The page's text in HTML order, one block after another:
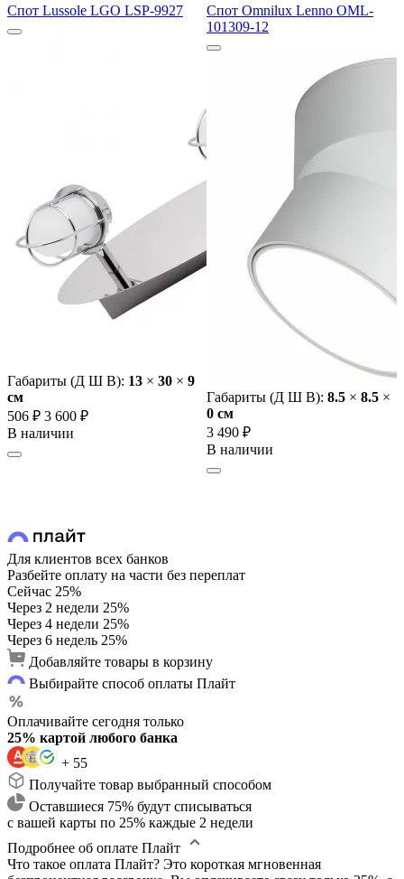
Спот Lussole LGO LSP-9927
Габариты (Д Ш В): 13 × 30 × 9
cм
506 ₽ 3 600 ₽
В наличии
Спот Omnilux Lenno OML-
101309-12
Габариты (Д Ш В): 8.5 × 8.5 ×
0 cм
3 490 ₽
В наличии
Для клиентов всех банков
Разбейте оплату на части без переплат
Сейчас 25%
Через 2 недели 25%
Через 4 недели 25%
Через 6 недель 25%
Добавляйте товары в корзину
Выбирайте способ оплаты Плайт
Оплачивайте сегодня только
25% картой любого банка
+ 55
Получайте товар выбранный способом
Оставшиеся 75% будут списываться
с вашей карты по 25% каждые 2 недели
Подробнее об оплате Плайт
Что такое оплата Плайт? Это короткая мгновенная